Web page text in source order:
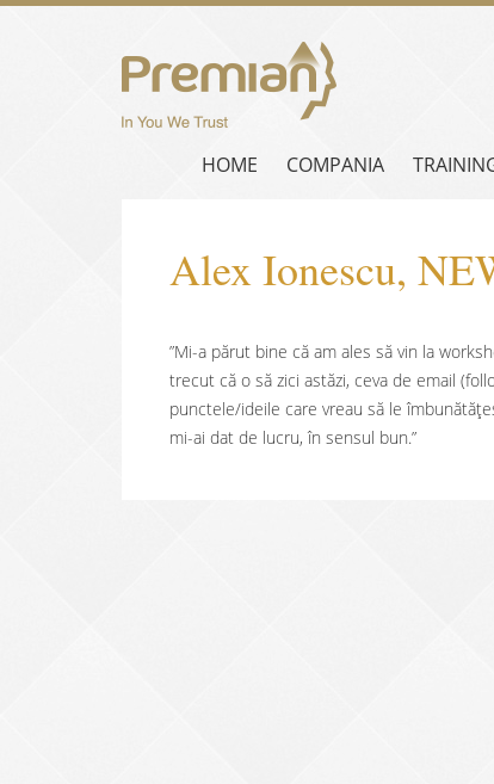
HOME COMPANIA
Alex Ionescu,
”Mi-a părut bine că am ales să vin la
trecut că o să zici astăzi, ceva de email
punctele/ideile care vreau să le
mi-ai dat de lucru, în sensul bun.”